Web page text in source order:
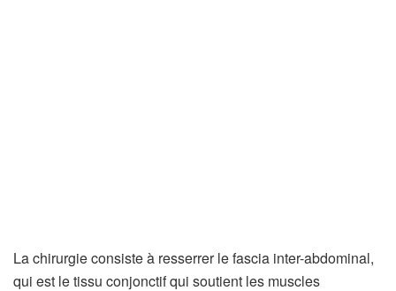
La chirurgie consiste à resserrer le fascia inter-abdominal,
qui est le tissu conjonctif qui soutient les muscles